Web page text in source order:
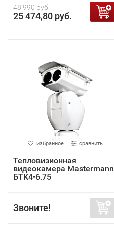
48 990 руб.
25 474,80 руб.
избранное сравнить
Тепловизионная
видеокамера Mastermann
БТК4-6.75
Звоните!